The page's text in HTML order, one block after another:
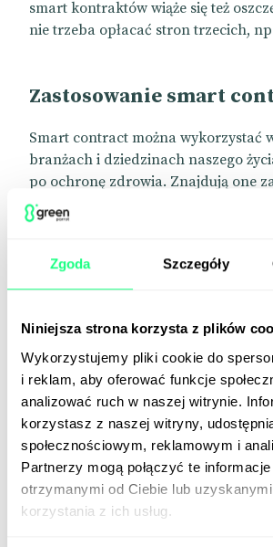
Zgoda Szczegóły
Niniejsza strona korzysta z plików
Wykorzystujemy pliki cookie do
i reklam, aby oferować funkcje
analizować ruch w naszej witrynie.
korzystasz z naszej witryny,
społecznościowym, reklamowym i
Partnerzy mogą połączyć te
otrzymanymi od Ciebie lub
korzystania z ich usług.
smart kontraktów wiąże się też
nie trzeba opłacać stron trzecich,
Zastosowanie smart
Smart contract można wykorzystać
branżach i dziedzinach naszego
po ochronę zdrowia. Znajdują one
przy transakcjach kupna-sprzedaży i
potwierdzania prawa własności, np. w
przechowywania danych
przez szpitale. Smart contracty
umowy mogą też eliminować ryzyko
podczas wyborów. To tylko niektóre
zastosowania inteligentnych umów –
są ogromne.
Myślisz o stworzeniu smart umowy?
nasi porozmawiajmy o tym, jak